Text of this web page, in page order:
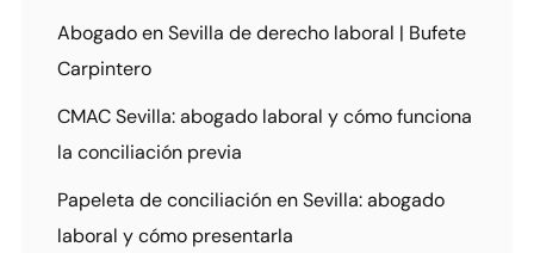
Abogado en Sevilla de derecho laboral | Bufete
Carpintero
CMAC Sevilla: abogado laboral y cómo funciona
la conciliación previa
Papeleta de conciliación en Sevilla: abogado
laboral y cómo presentarla